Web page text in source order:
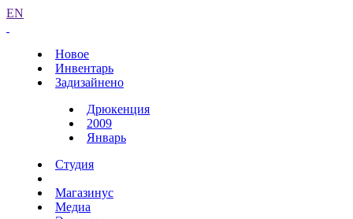
EN
Новое
Инвентарь
Задизайнено
Дрюкенция
2009
Январь
Студия
Магазинус
Медиа